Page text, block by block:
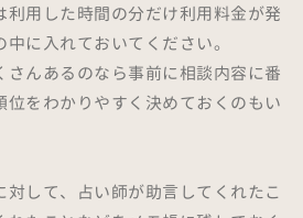
利用した時間の分だけ利用料金が発
に入れておいてください。
んあるのなら事前に相談内容に番
位をわかりやすく決めておくのもい
して、占い師が助言してくれたこ